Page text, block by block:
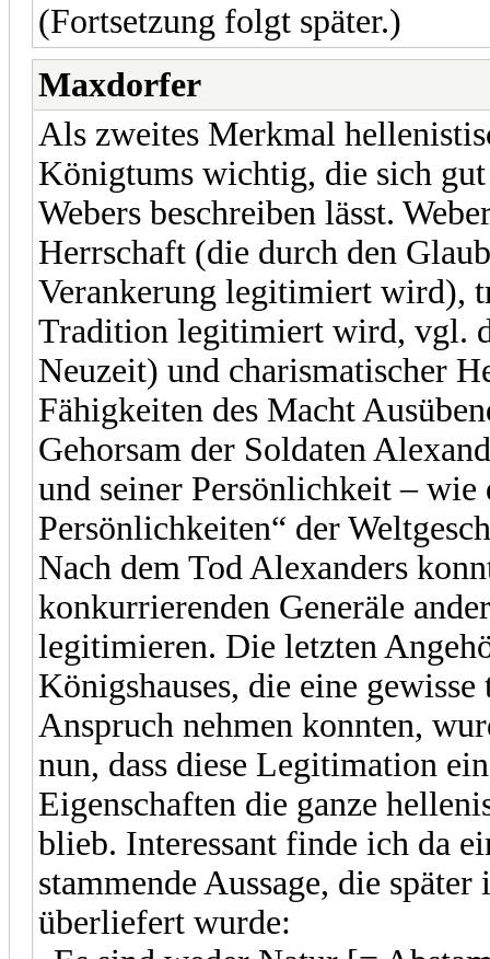
(Fortsetzung folgt später.)
Maxdorfer
Als zweites Merkmal
Königtums wichtig, die sich
Webers beschreiben lässt.
Herrschaft (die durch den
Verankerung legitimiert wird),
Tradition legitimiert wird, vgl.
Neuzeit) und charismatischer
Fähigkeiten des Macht
Gehorsam der Soldaten
und seiner Persönlichkeit – wie
Persönlichkeiten“ der
Nach dem Tod Alexanders
konkurrierenden Generäle
legitimieren. Die letzten
Königshauses, die eine
Anspruch nehmen konnten,
nun, dass diese Legitimation
Eigenschaften die ganze
blieb. Interessant finde ich da
stammende Aussage, die
überliefert wurde: